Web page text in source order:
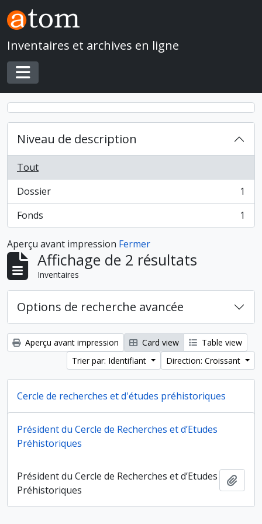
Skip to main content
Inventaires et archives en ligne
Toggle navigation
Niveau de description
Tout
Dossier
, 1 résultats
1
Fonds
, 1 résultats 1
Aperçu avant impression Fermer
Affichage de 2 résultats
Inventaires
Options de recherche avancée
Aperçu avant impression Card view
Table view
Trier par: Identifiant
Direction: Croissant
Cercle de recherches et d'études préhistoriques
Cercle de recherches et d'études
préhistoriques
Président du Cercle de Recherches et d’Etudes
Préhistoriques
Président du Cercle de Recherches et d’Etudes
Préhistoriques